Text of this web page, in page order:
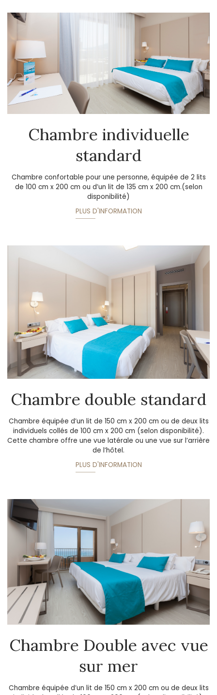
Chambre individuelle
standard
Chambre confortable pour une personne, équipée de 2 lits
de 100 cm x 200 cm ou d’un lit de 135 cm x 200 cm.(selon
disponibilité)
PLUS D'INFORMATION
Chambre double standard
Chambre équipée d’un lit de 150 cm x 200 cm ou de deux lits
individuels collés de 100 cm x 200 cm (selon disponibilité).
Cette chambre offre une vue latérale ou une vue sur l’arrière
de l’hôtel.
PLUS D'INFORMATION
Chambre Double avec vue
sur mer
Chambre équipée d’un lit de 150 cm x 200 cm ou de deux lits